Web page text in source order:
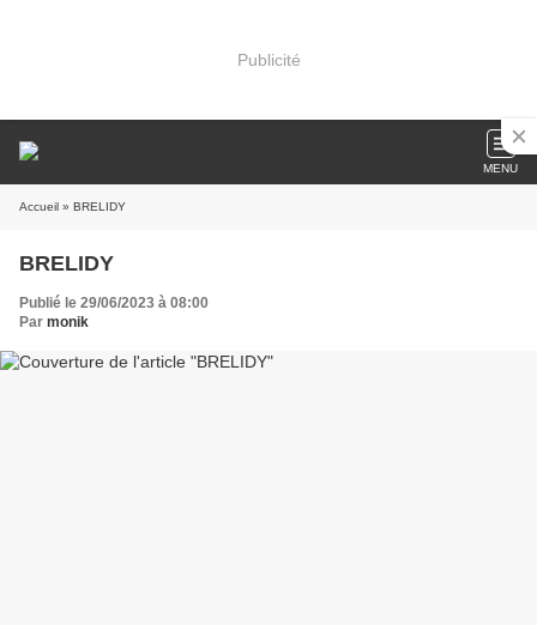
Publicité
MENU
Accueil » BRELIDY
BRELIDY
Publié le 29/06/2023 à 08:00
Par monik